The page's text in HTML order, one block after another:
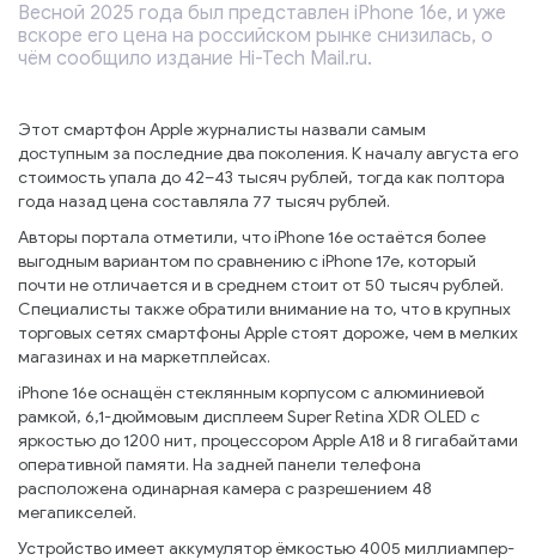
Весной 2025 года был представлен iPhone 16e, и уже
вскоре его цена на российском рынке снизилась, о
чём сообщило издание Hi-Tech Mail.ru.
Этот смартфон Apple журналисты назвали самым
доступным за последние два поколения. К началу августа его
стоимость упала до 42–43 тысяч рублей, тогда как полтора
года назад цена составляла 77 тысяч рублей.
Авторы портала отметили, что iPhone 16e остаётся более
выгодным вариантом по сравнению с iPhone 17e, который
почти не отличается и в среднем стоит от 50 тысяч рублей.
Специалисты также обратили внимание на то, что в крупных
торговых сетях смартфоны Apple стоят дороже, чем в мелких
магазинах и на маркетплейсах.
iPhone 16e оснащён стеклянным корпусом с алюминиевой
рамкой, 6,1-дюймовым дисплеем Super Retina XDR OLED с
яркостью до 1200 нит, процессором Apple A18 и 8 гигабайтами
оперативной памяти. На задней панели телефона
расположена одинарная камера с разрешением 48
мегапикселей.
Устройство имеет аккумулятор ёмкостью 4005 миллиампер-